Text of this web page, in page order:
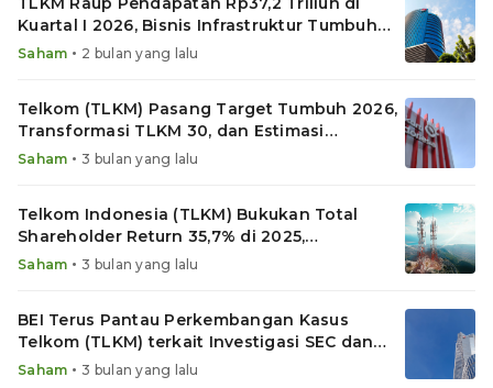
Kuartal I 2026, Bisnis Infrastruktur Tumbuh
6,8%
Saham • 2 bulan yang lalu
Telkom (TLKM) Pasang Target Tumbuh 2026,
Transformasi TLKM 30, dan Estimasi
Dividennya
Saham • 3 bulan yang lalu
Telkom Indonesia (TLKM) Bukukan Total
Shareholder Return 35,7% di 2025,
Pendapatan & Laba Bersih Turun
Saham • 3 bulan yang lalu
BEI Terus Pantau Perkembangan Kasus
Telkom (TLKM) terkait Investigasi SEC dan
DOJ AS
Saham • 3 bulan yang lalu